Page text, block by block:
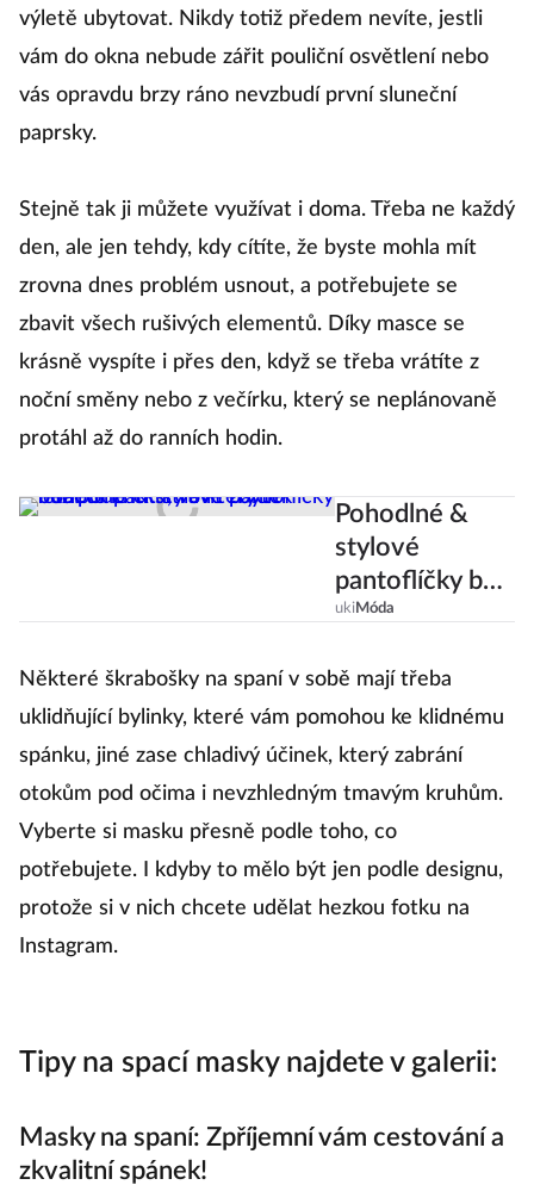
výletě ubytovat. Nikdy totiž předem nevíte, jestli
vám do okna nebude zářit pouliční osvětlení nebo
vás opravdu brzy ráno nevzbudí první sluneční
paprsky.
Stejně tak ji můžete využívat i doma. Třeba ne každý
den, ale jen tehdy, kdy cítíte, že byste mohla mít
zrovna dnes problém usnout, a potřebujete se
zbavit všech rušivých elementů. Díky masce se
krásně vyspíte i přes den, když se třeba vrátíte z
noční směny nebo z večírku, který se neplánovaně
protáhl až do ranních hodin.
Pohodlné &
stylové
pantoflíčky bez
podpatku, ve
chtít strávit
zbytek léta!
ukiMóda
Některé škrabošky na spaní v sobě mají třeba
uklidňující bylinky, které vám pomohou ke klidnému
spánku, jiné zase chladivý účinek, který zabrání
otokům pod očima i nevzhledným tmavým kruhům.
Vyberte si masku přesně podle toho, co
potřebujete. I kdyby to mělo být jen podle designu,
protože si v nich chcete udělat hezkou fotku na
Instagram.
Tipy na spací masky najdete v galerii:
Masky na spaní: Zpříjemní vám cestování a
zkvalitní spánek!